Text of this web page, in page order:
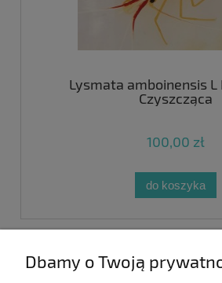
Lysmata amboinensis
Czyszcząca
100,00 zł
do koszyka
Dbamy o Twoją